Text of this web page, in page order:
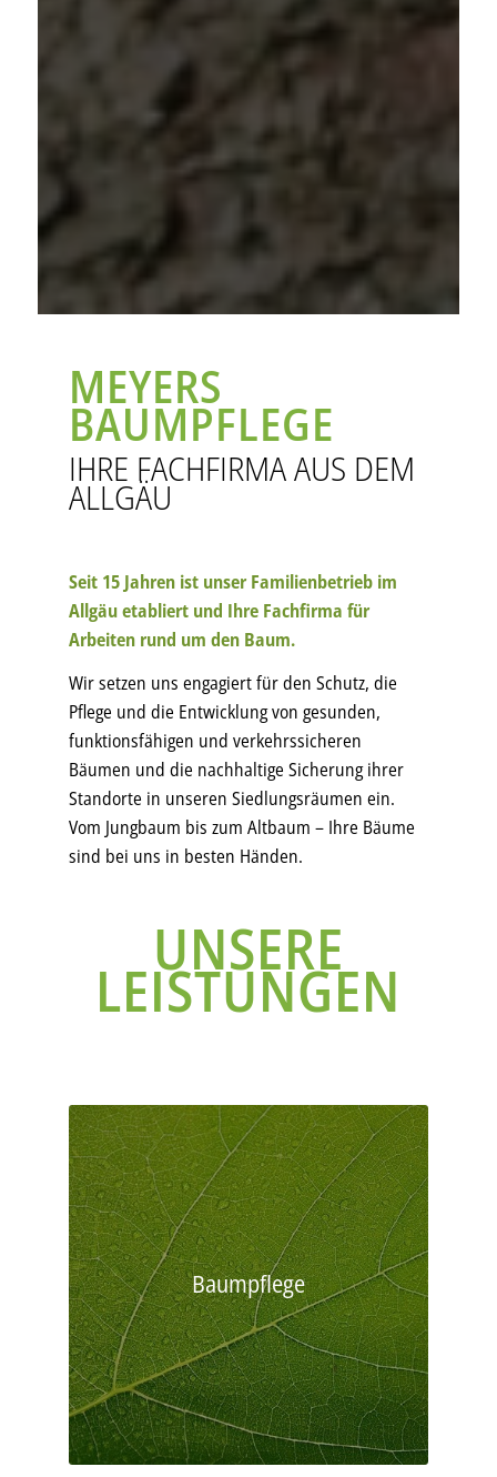
MEYERS
BAUMPFLEGE
IHRE FACHFIRMA AUS DEM
ALLGÄU
Seit 15 Jahren ist unser Familienbetrieb im
Allgäu etabliert und Ihre Fachfirma für
Arbeiten rund um den Baum.
Wir setzen uns engagiert für den Schutz, die
Pflege und die Entwicklung von gesunden,
funktionsfähigen und verkehrssicheren
Bäumen und die nachhaltige Sicherung ihrer
Standorte in unseren Siedlungsräumen ein.
Vom Jungbaum bis zum Altbaum – Ihre Bäume
sind bei uns in besten Händen.
UNSERE
LEISTUNGEN
Baumpflege